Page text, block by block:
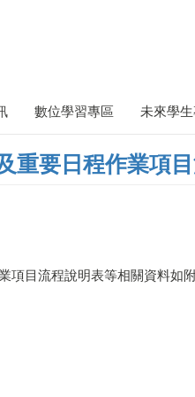
數位學習專區 未來學
重要日程作業項
目流程說明表等相關資料如附